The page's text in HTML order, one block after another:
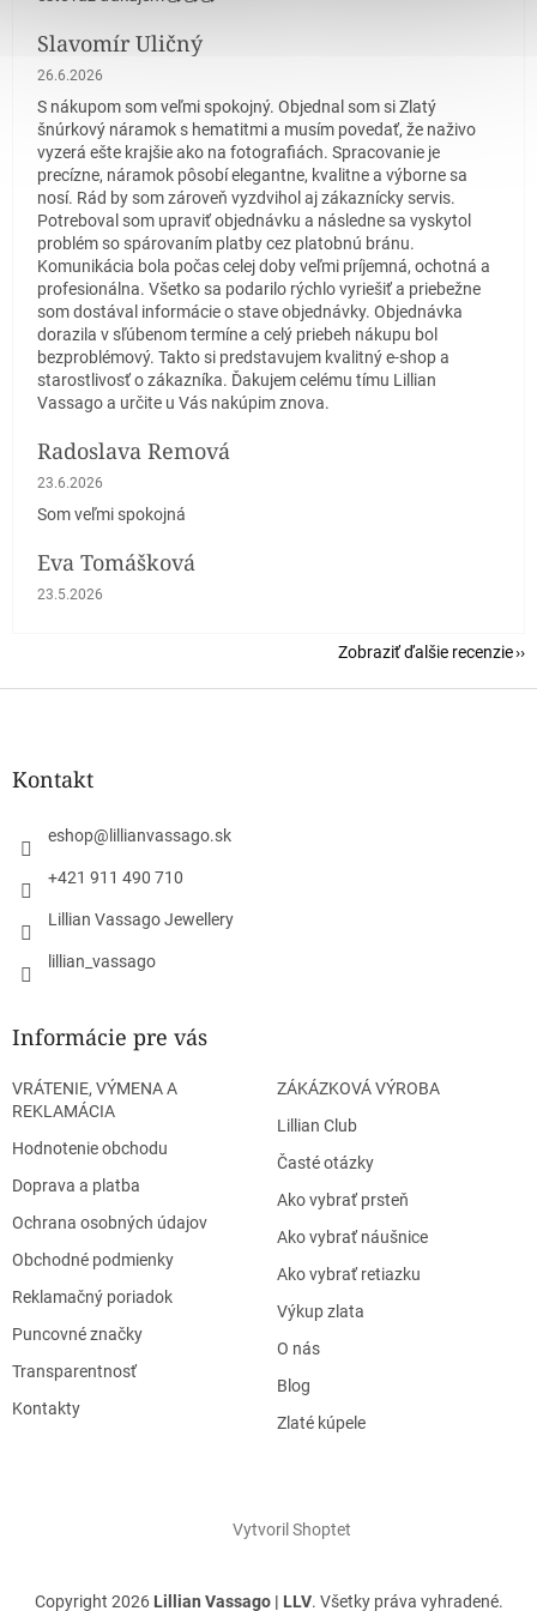
Slavomír Uličný
Hodnotenie obchodu je 5 z 5 hviezdičiek.
26.6.2026
S nákupom som veľmi spokojný. Objednal som si Zlatý
šnúrkový náramok s hematitmi a musím povedať, že naživo
vyzerá ešte krajšie ako na fotografiách. Spracovanie je
precízne, náramok pôsobí elegantne, kvalitne a výborne sa
nosí. Rád by som zároveň vyzdvihol aj zákaznícky servis.
Potreboval som upraviť objednávku a následne sa vyskytol
problém so spárovaním platby cez platobnú bránu.
Komunikácia bola počas celej doby veľmi príjemná, ochotná a
profesionálna. Všetko sa podarilo rýchlo vyriešiť a priebežne
som dostával informácie o stave objednávky. Objednávka
dorazila v sľúbenom termíne a celý priebeh nákupu bol
bezproblémový. Takto si predstavujem kvalitný e-shop a
starostlivosť o zákazníka. Ďakujem celému tímu Lillian
Vassago a určite u Vás nakúpim znova.
Radoslava Remová
Hodnotenie obchodu je 5 z 5 hviezdičiek.
23.6.2026
Som veľmi spokojná
Eva Tomášková
Hodnotenie obchodu je 5 z 5 hviezdičiek.
23.5.2026
Zobraziť ďalšie recenzie
Z
Kontakt
eshop@ lillianvassago.sk
+421 911 490 710
Lillian Vassago Jewellery
lillian_vassago
Informácie pre vás
VRÁTENIE, VÝMENA A
REKLAMÁCIA
Hodnotenie obchodu
Doprava a platba
Ochrana osobných údajov
Obchodné podmienky
Reklamačný poriadok
Puncovné značky
Transparentnosť
Kontakty
ZÁKÁZKOVÁ VÝROBA
Lillian Club
Časté otázky
Ako vybrať prsteň
Ako vybrať náušnice
Ako vybrať retiazku
Výkup zlata
O nás
Blog
Zlaté kúpele
Vytvoril Shoptet
Copyright 2026 Lillian Vassago | LLV. Všetky práva vyhradené.